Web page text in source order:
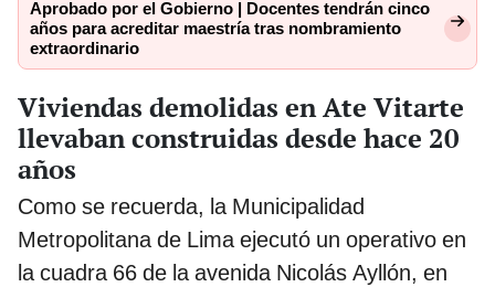
Aprobado por el Gobierno | Docentes tendrán cinco
años para acreditar maestría tras nombramiento
extraordinario
Viviendas demolidas en Ate Vitarte
llevaban construidas desde hace 20
años
Como se recuerda, la Municipalidad
Metropolitana de Lima ejecutó un operativo en
la cuadra 66 de la avenida Nicolás Ayllón, en